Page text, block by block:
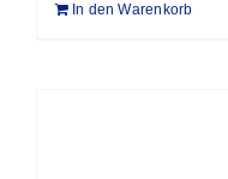
In den Warenkorb